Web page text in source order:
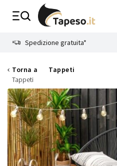
Spedizione gratuita*
Torna a
Tappeti
Tappeti